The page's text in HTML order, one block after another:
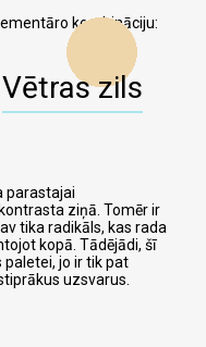
kombināciju:
Vētras zils
parastajai
ziņā. Tomēr ir
tika radikāls, kas rada
kopā. Tādējādi, šī
paletei, jo ir tik pat
uzsvarus.